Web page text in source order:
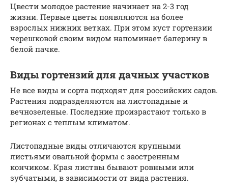
Цвести молодое растение начинает на 2-3 год
жизни. Первые цветы появляются на более
взрослых нижних ветках. При этом куст гортензии
черешковой своим видом напоминает балерину в
белой пачке.
Виды гортензий для дачных участков
Не все виды и сорта подходят для российских садов.
Растения подразделяются на листопадные и
вечнозеленые. Последние произрастают только в
регионах с теплым климатом.
Листопадные виды отличаются крупными
листьями овальной формы с заостренным
кончиком. Края листвы бывают ровными или
зубчатыми, в зависимости от вида растения.